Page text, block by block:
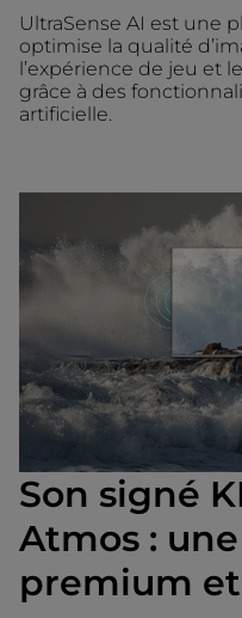
UltraSense AI est une
optimise la qualité
l’expérience de jeu et
grâce à des
artificielle.
Son signé
Atmos :
premium